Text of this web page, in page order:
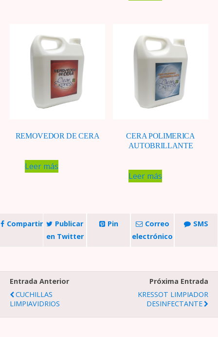
REMOVEDOR DE CERA
Leer más
CERA POLIMERICA
AUTOBRILLANTE
Leer más
Compartir
Publicar
en Twitter
Pin
Correo
electrónico
SMS
Entrada Anterior
CUCHILLAS
LIMPIAVIDRIOS
Próxima Entrada
KRESSOT LIMPIADOR
DESINFECTANTE